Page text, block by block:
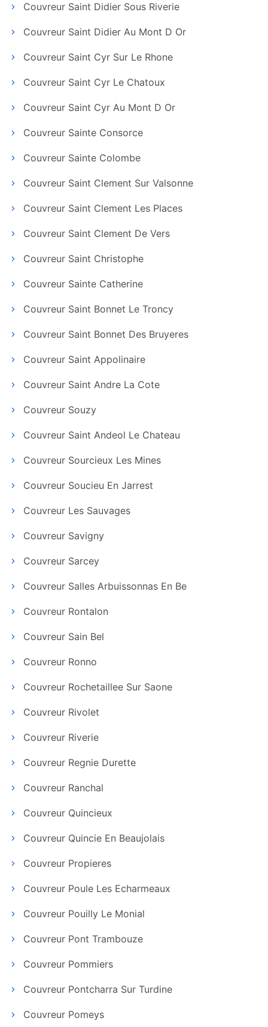
Couvreur Saint Didier Sous Riverie
Couvreur Saint Didier Au Mont D Or
Couvreur Saint Cyr Sur Le Rhone
Couvreur Saint Cyr Le Chatoux
Couvreur Saint Cyr Au Mont D Or
Couvreur Sainte Consorce
Couvreur Sainte Colombe
Couvreur Saint Clement Sur Valsonne
Couvreur Saint Clement Les Places
Couvreur Saint Clement De Vers
Couvreur Saint Christophe
Couvreur Sainte Catherine
Couvreur Saint Bonnet Le Troncy
Couvreur Saint Bonnet Des Bruyeres
Couvreur Saint Appolinaire
Couvreur Saint Andre La Cote
Couvreur Souzy
Couvreur Saint Andeol Le Chateau
Couvreur Sourcieux Les Mines
Couvreur Soucieu En Jarrest
Couvreur Les Sauvages
Couvreur Savigny
Couvreur Sarcey
Couvreur Salles Arbuissonnas En Be
Couvreur Rontalon
Couvreur Sain Bel
Couvreur Ronno
Couvreur Rochetaillee Sur Saone
Couvreur Rivolet
Couvreur Riverie
Couvreur Regnie Durette
Couvreur Ranchal
Couvreur Quincieux
Couvreur Quincie En Beaujolais
Couvreur Propieres
Couvreur Poule Les Echarmeaux
Couvreur Pouilly Le Monial
Couvreur Pont Trambouze
Couvreur Pommiers
Couvreur Pontcharra Sur Turdine
Couvreur Pomeys